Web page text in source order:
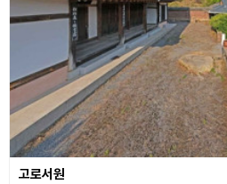
고로서원